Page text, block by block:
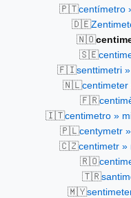
🇵🇹centímetro
🇩🇪
🇳🇴
🇸🇪
🇫🇮senttimetri
🇳🇱centimeter
🇫🇷
🇮🇹centimetro »
🇵🇱centymetr
🇨🇿centimetr »
🇷🇴
🇹🇷
🇲🇾